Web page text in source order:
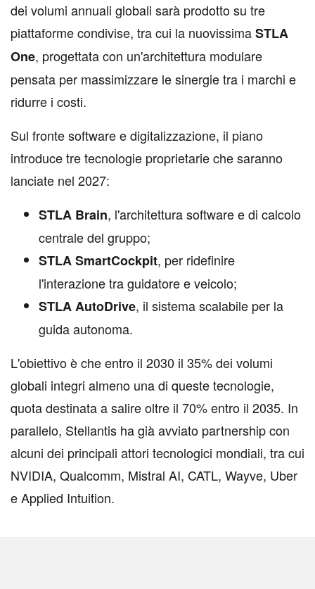
dei volumi annuali globali sarà prodotto su tre
piattaforme condivise, tra cui la nuovissimaSTLA
One, progettata con un'architettura modulare
pensata per massimizzare le sinergie tra i marchi e
ridurre i costi.
Sul fronte software e digitalizzazione, il piano
introduce tre tecnologie proprietarie che saranno
lanciate nel 2027:
STLA Brain, l'architettura software e di calcolo
centrale del gruppo;
STLA SmartCockpit, per ridefinire
l'interazione tra guidatore e veicolo;
STLA AutoDrive, il sistema scalabile per la
guida autonoma.
L'obiettivo è che entro il 2030 il 35% dei volumi
globali integri almeno una di queste tecnologie,
quota destinata a salire oltre il 70% entro il 2035. In
parallelo, Stellantis ha già avviato partnership con
alcuni dei principali attori tecnologici mondiali, tra cui
NVIDIA, Qualcomm, Mistral AI, CATL, Wayve, Uber
e Applied Intuition.